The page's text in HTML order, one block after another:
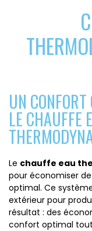
UN
LE CHAUFFE
Le chauffe eau
pour économiser
optimal. Ce
extérieur pour
résultat : des
confort optimal